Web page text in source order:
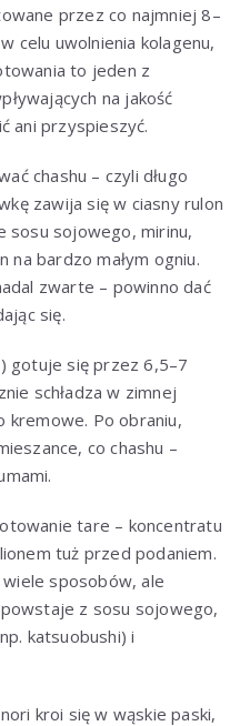
przez co najmniej 8–
celu uwolnienia kolagenu,
to jeden z
na jakość
ani przyspieszyć.
chashu – czyli długo
zawija się w ciasny rulon
sosu sojowego, mirinu,
na bardzo małym ogniu.
zwarte – powinno dać
się.
gotuje się przez 6,5–7
schładza w zimnej
kremowe. Po obraniu,
co chashu –
tare – koncentratu
tuż przed podaniem.
sposobów, ale
z sosu sojowego,
katsuobushi) i
kroi się w wąskie paski,